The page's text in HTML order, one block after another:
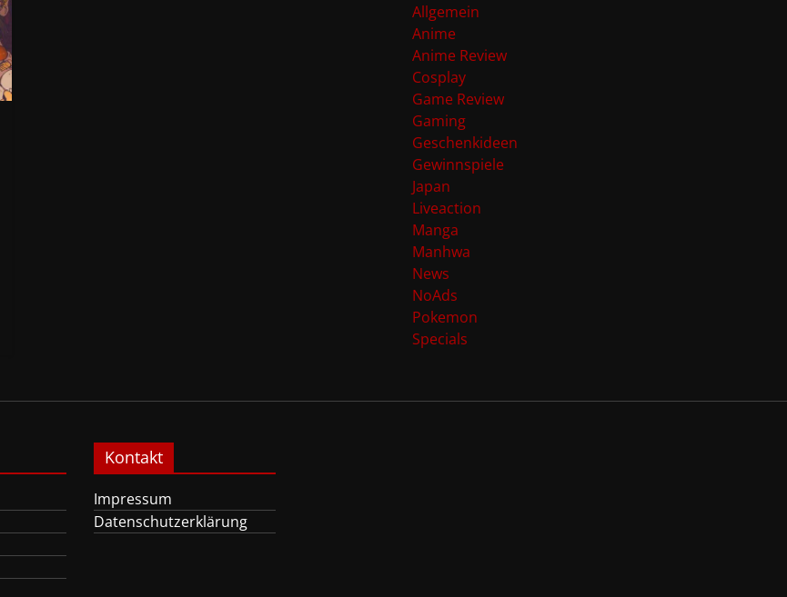
Allgemein
Anime
Anime Review
Cosplay
Game Review
Gaming
Geschenkideen
Gewinnspiele
Japan
Liveaction
Manga
Manhwa
News
NoAds
Pokemon
Specials
Kontakt
Impressum
Datenschutzerklärung